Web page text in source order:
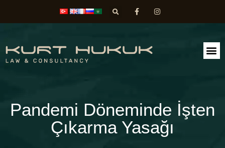
Pandemi Döneminde İşten
Çıkarma Yasağı